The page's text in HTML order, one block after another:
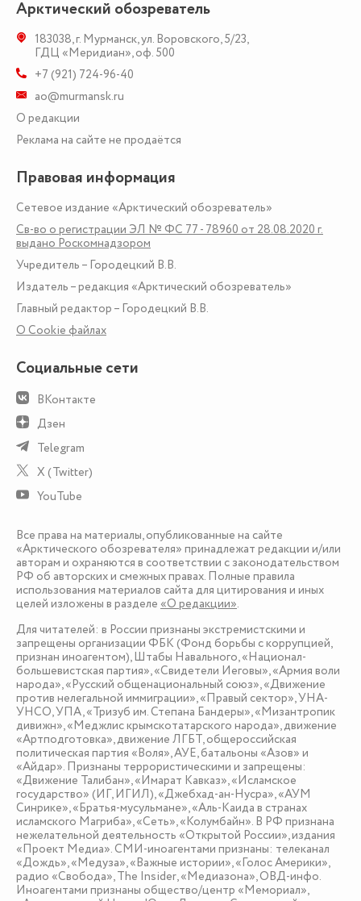
Арктический обозреватель
183038,г. Мурманск,ул. Воровского, 5/23,
ГДЦ «Меридиан», оф. 500
+7 (921) 724-96-40
ao@murmansk.ru
О редакции
Реклама на сайте не продаётся
Правовая информация
Сетевое издание «Арктический обозреватель»
Св-во о регистрации ЭЛ № ФС 77 - 78960 от 28.08.2020 г.
выдано Роскомнадзором
Учредитель – Городецкий В.В.
Издатель – редакция «Арктический обозреватель»
Главный редактор – Городецкий В.В.
О Сookie файлах
Социальные сети
ВКонтакте
Дзен
Telegram
X (Twitter)
YouTube
Все права на материалы, опубликованные на сайте
«Арктического обозревателя» принадлежат редакции и/или
авторам и охраняются в соответствии с законодательством
РФ об авторских и смежных правах. Полные правила
использования материалов сайта для цитирования и иных
целей изложены в разделе «О редакции».
Для читателей: в России признаны экстремистскими и
запрещены организации ФБК (Фонд борьбы с коррупцией,
признан иноагентом), Штабы Навального, «Национал-
большевистская партия», «Свидетели Иеговы», «Армия воли
народа», «Русский общенациональный союз», «Движение
против нелегальной иммиграции», «Правый сектор», УНА-
УНСО, УПА, «Тризуб им. Степана Бандеры», «Мизантропик
дивижн», «Меджлис крымскотатарского народа», движение
«Артподготовка», движение ЛГБТ, общероссийская
политическая партия «Воля», АУЕ, батальоны «Азов» и
«Айдар». Признаны террористическими и запрещены:
«Движение Талибан», «Имарат Кавказ», «Исламское
государство» (ИГ, ИГИЛ), «Джебхад-ан-Нусра», «АУМ
Синрике», «Братья-мусульмане», «Аль-Каида в странах
исламского Магриба», «Сеть», «Колумбайн». В РФ признана
нежелательной деятельность «Открытой России», издания
«Проект Медиа». СМИ-иноагентами признаны: телеканал
«Дождь», «Медуза», «Важные истории», «Голос Америки»,
радио «Свобода», The Insider, «Медиазона», ОВД-инфо.
Иноагентами признаны общество/центр «Мемориал»,